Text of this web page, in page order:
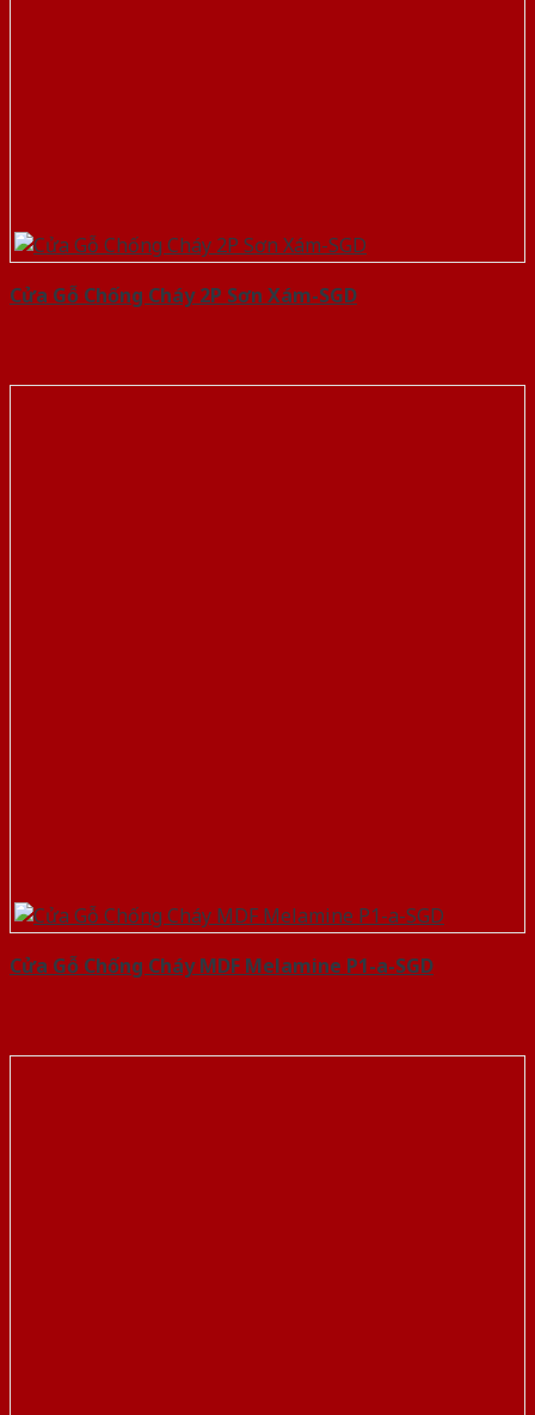
Cửa Gỗ Chống Cháy 2P Sơn Xám-SGD
Cửa Gỗ Chống Cháy MDF Melamine P1-a-SGD